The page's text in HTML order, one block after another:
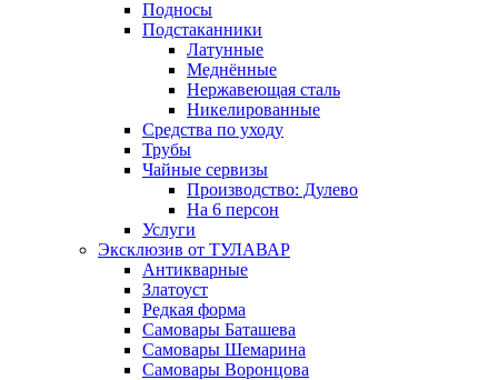
Подносы
Подстаканники
Латунные
Меднённые
Нержавеющая сталь
Никелированные
Средства по уходу
Трубы
Чайные сервизы
Производство: Дулево
На 6 персон
Услуги
Эксклюзив от ТУЛАВАР
Антикварные
Златоуст
Редкая форма
Самовары Баташева
Самовары Шемарина
Самовары Воронцова